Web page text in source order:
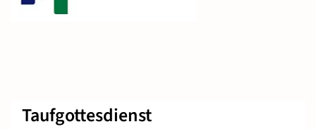
Taufgottesdienst